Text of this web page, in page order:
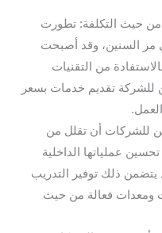
من حيث التكلفة: تطورت
مر السنين، وقد أصبحت
من التقنيات
للشركة تقديم خدمات بسعر
للشركات أن تقلل من
عملياتها الداخلية
يتضمن ذلك توفير التدريب
ومعدات فعالة من حيث